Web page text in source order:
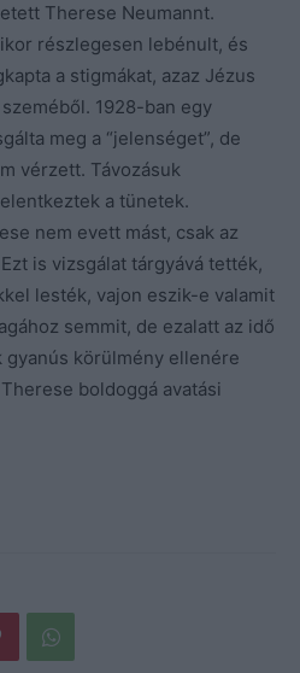
Therese Neumannt.
részlegesen lebénult, és
a stigmákat, azaz Jézus
1928-ban egy
meg a “jelenséget”, de
vérzett. Távozásuk
a tünetek.
nem evett mást, csak az
is vizsgálat tárgyává tették,
lesték, vajon eszik-e valamit
semmit, de ezalatt az idő
körülmény ellenére
boldoggá avatási